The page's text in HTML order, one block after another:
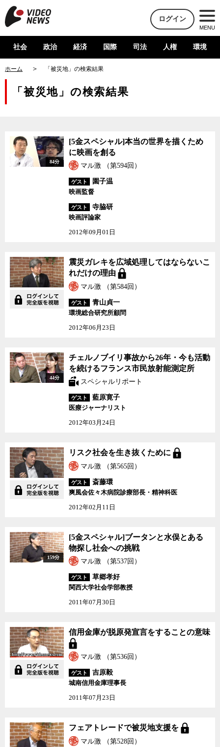
ログイン
MENU
社会 政治 経済 国際 司法 人権 環境
ホーム 「被災地」の検索結果
「被災地」の検索結果
[5金スペシャル]本当の
世界を描くために映画を
創る
84分
[5金スペシャル]本当の世界を描くため
に映画を創る
マル激 （第594回）
ゲスト
園子温
映画監督
ゲスト
寺脇研
映画評論家
2012年09月01日
震災ガレキを広域処理してはならないこ
れだけの理由
マル激 （第584回）
ゲスト
青山貞一
環境総合研究所顧問
2012年06月23日
チェルノブイリ事故から
26年・今も活動を続ける
フランス市民放射能測定
所
44分
チェルノブイリ事故から26年・今も活動
を続けるフランス市民放射能測定所
スペシャルリポート
ゲスト
藍原寛子
医療ジャーナリスト
2012年03月24日
リスク社会を生き抜くた
めに
リスク社会を生き抜くために
マル激 （第565回）
ゲスト
斎藤環
爽風会佐々木病院診療部長・精神科医
2012年02月11日
[5金スペシャル]ブータ
ンと水俣とある物探し社
会への挑戦
159分
[5金スペシャル]ブータンと水俣とある
物探し社会への挑戦
マル激 （第537回）
ゲスト
草郷孝好
関西大学社会学部教授
2011年07月30日
信用金庫が脱原発宣言を
することの意味
信用金庫が脱原発宣言をすることの意味
マル激 （第536回）
ゲスト
吉原毅
城南信用金庫理事長
2011年07月23日
フェアトレードで被災地
支援を
フェアトレードで被災地支援を
マル激 （第528回）